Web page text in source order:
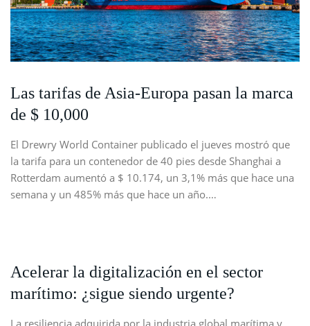
Las tarifas de Asia-Europa pasan la marca
de $ 10,000
El Drewry World Container publicado el jueves mostró que
la tarifa para un contenedor de 40 pies desde Shanghai a
Rotterdam aumentó a $ 10.174, un 3,1% más que hace una
semana y un 485% más que hace un año.…
Acelerar la digitalización en el sector
marítimo: ¿sigue siendo urgente?